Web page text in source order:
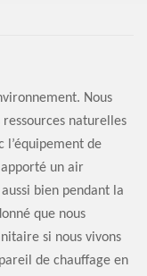
Nous
naturelles
l’équipement de
un air
bien pendant la
que nous
si nous vivons
de chauffage en